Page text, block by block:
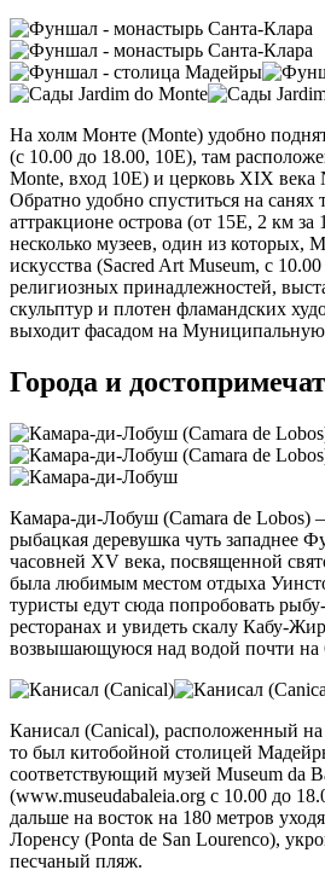
На холм Монте (Monte) удобно
(с 10.00 до 18.00, 10Е), там
Monte, вход 10Е) и церковь XIX века
Обратно удобно спуститься на санях
аттракционе острова (от 15Е, 2 км
несколько музеев, один из которых,
искусства (Sacred Art Museum, с
религиозных принадлежностей,
скульптур и плотен фламандских
выходит фасадом на
Города и
Камара-ди-Лобуш (Camara de Lobos)
рыбацкая деревушка чуть западнее
часовней XV века, посвященной
была любимым местом отдыха
туристы едут сюда попробовать
ресторанах и увидеть скалу Кабу-
возвышающуюся над водой почти на
Канисал (Canical), расположенный на
то был китобойной столицей
соответствующий музей Museum da
(www.museudabaleia.org с 10.00 до
дальше на восток на 180 метров
Лоренсу (Ponta de San Lourenco),
песчаный пляж.